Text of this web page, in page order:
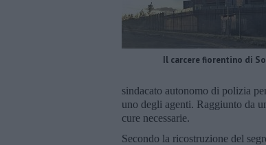
Il carcere fiorentino di
sindacato autonomo di polizia
uno degli agenti. Raggiunto da
cure necessarie.
Secondo la ricostruzione del